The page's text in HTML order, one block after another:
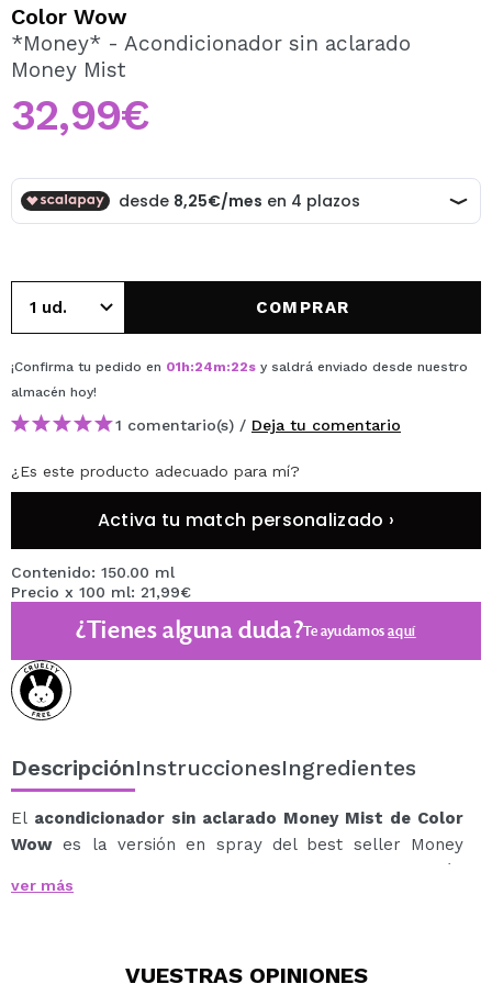
Al crear una cuenta en Maquillalia.com podrás realizar
tus compras rápidamente, revisar el estado de tus
Color Wow
*Money* - Acondicionador sin aclarado
Money Mist
32,99€
COMPRAR
¡Confirma tu pedido en 01h:24m:22s y saldrá enviado desde nuestro
almacén hoy!
1 comentario(s) / Deja tu comentario
¿Es este producto adecuado para mí?
Activa tu match personalizado ›
Contenido: 150.00 ml
Precio x 100 ml: 21,99€
¿Tienes alguna duda?Te ayudamosaquí
DescripciónInstruccionesIngredientes
El acondicionador sin aclarado Money Mist de Color
Wow es la versión en spray del best seller Money
Masque, diseñado para ofrecer una transformación
capilar instantánea.
encrespamiento y aporta un brillo espectacular.
ver más
VUESTRAS OPINIONES